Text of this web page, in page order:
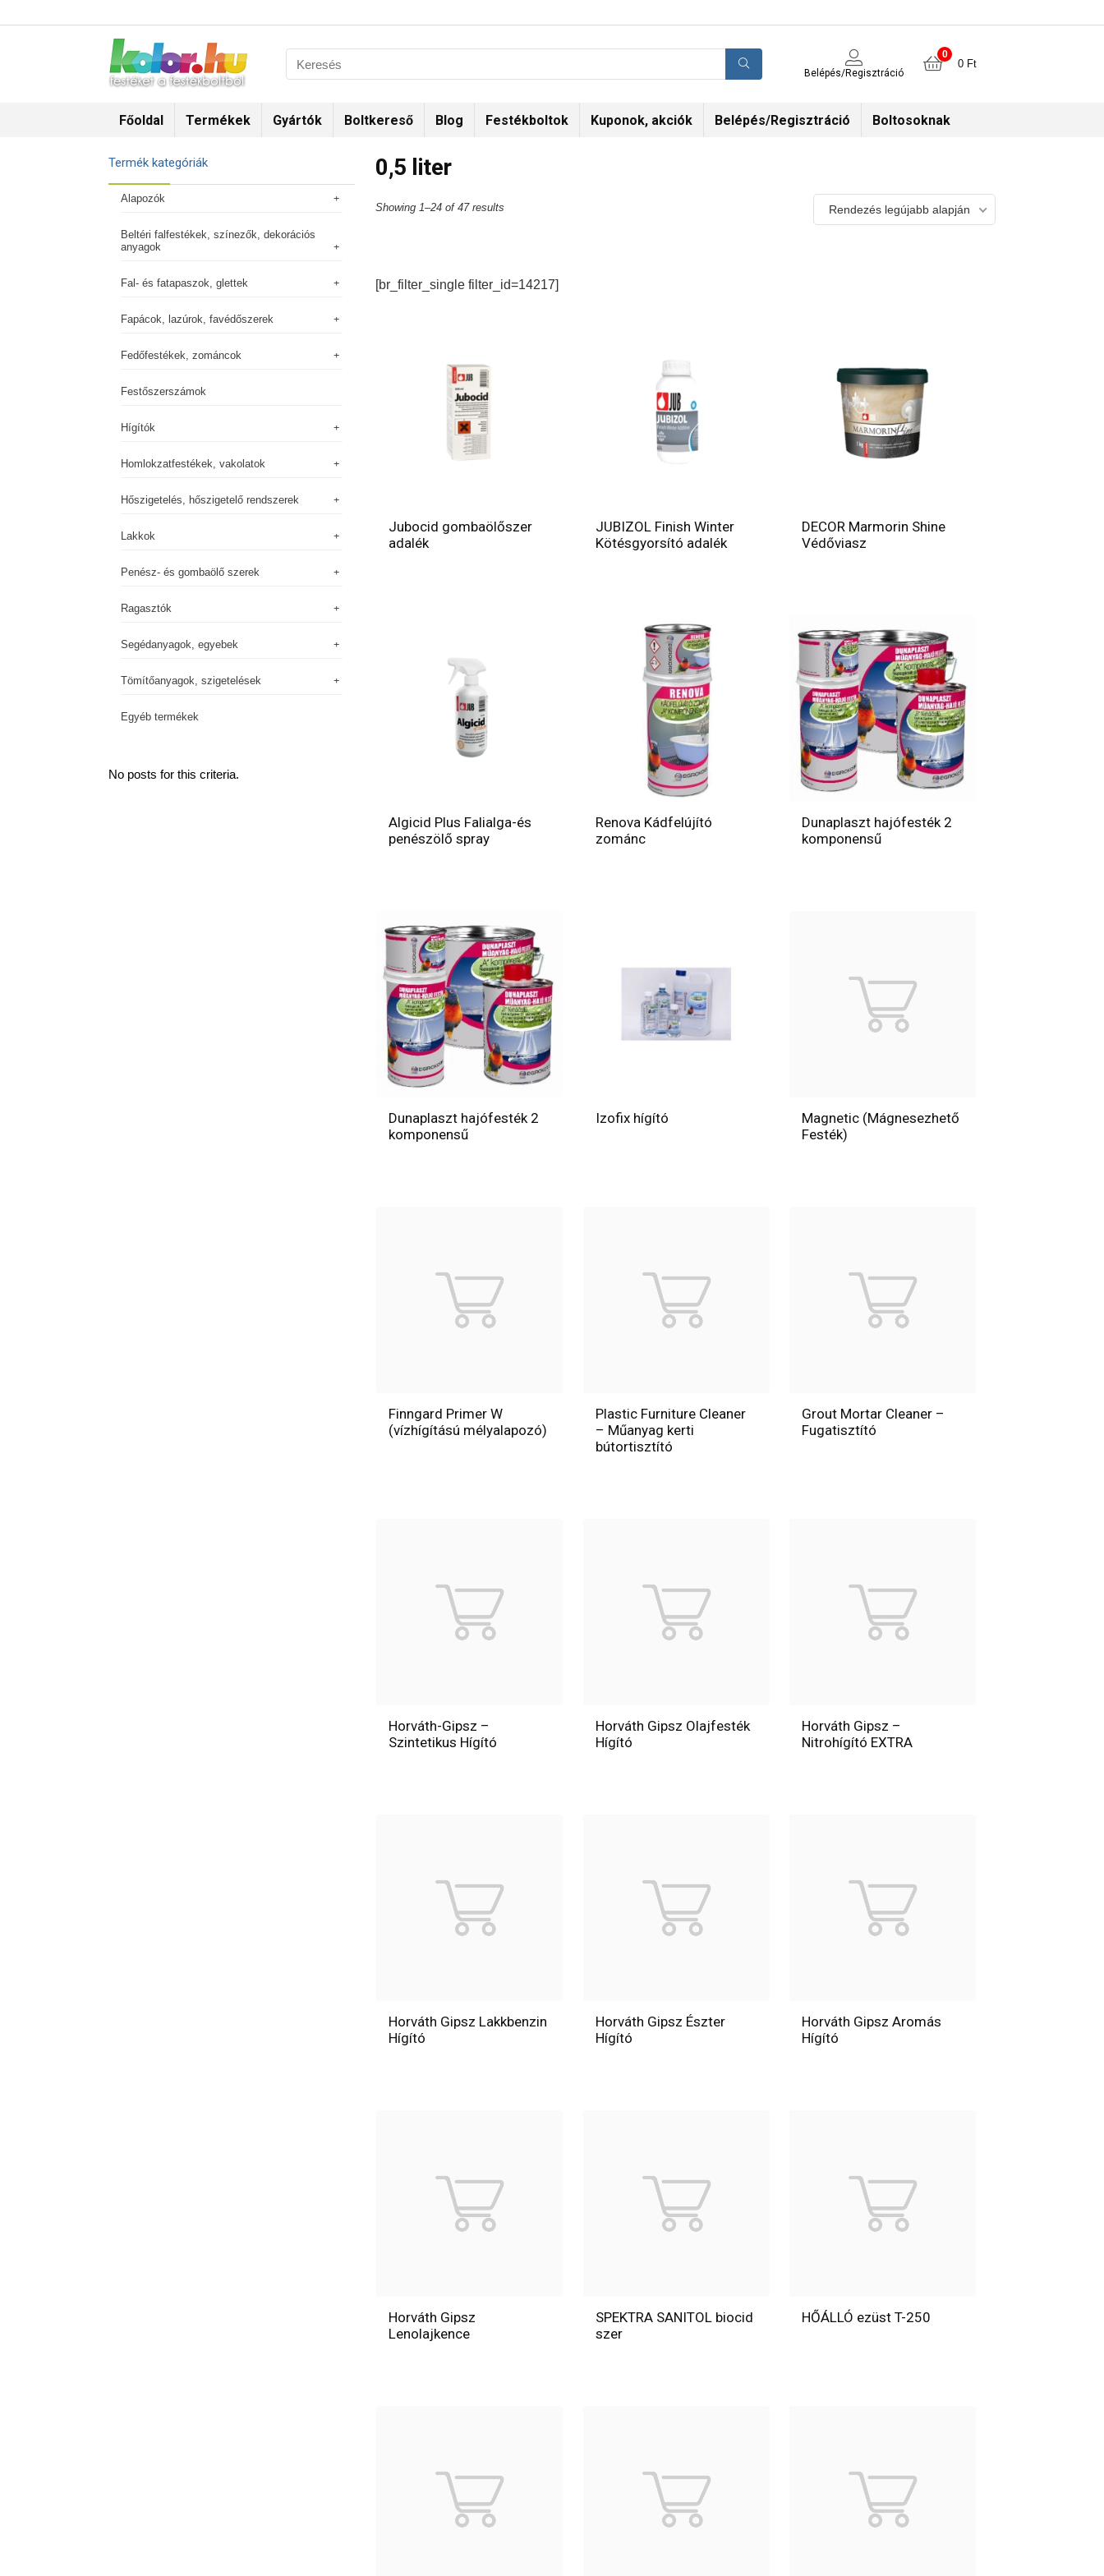
Belépés/Regisztráció
0
0 Ft
Főoldal Termékek Gyártók Boltkereső Blog Festékboltok Kuponok, akciók Belépés/Regisztráció Boltosoknak
0,5 liter
Showing 1–24 of 47 results Rendezés legújabb alapján
[br_filter_single filter_id=14217]
Jubocid gombaölőszer
adalék
JUBIZOL Finish Winter
Kötésgyorsító adalék
DECOR Marmorin Shine
Védőviasz
Algicid Plus Falialga-és
penészölő spray
Renova Kádfelújító
zománc
Dunaplaszt hajófesték 2
komponensű
Dunaplaszt hajófesték 2
komponensű
Izofix hígító
Magnetic (Mágnesezhető
Festék)
Finngard Primer W
(vízhígítású mélyalapozó)
Plastic Furniture Cleaner
– Műanyag kerti
bútortisztító
Grout Mortar Cleaner –
Fugatisztító
Horváth-Gipsz –
Szintetikus Hígító
Horváth Gipsz Olajfesték
Hígító
Horváth Gipsz –
Nitrohígító EXTRA
Horváth Gipsz Lakkbenzin
Hígító
Horváth Gipsz Észter
Hígító
Horváth Gipsz Aromás
Hígító
Horváth Gipsz
Lenolajkence
SPEKTRA SANITOL biocid
szer
HŐÁLLÓ ezüst T-250
Termék kategóriák
Alapozók
Beltéri falfestékek, színezők, dekorációs
anyagok
Fal- és fatapaszok, glettek
Fapácok, lazúrok, favédőszerek
Fedőfestékek, zománcok
Festőszerszámok
Hígítók
Homlokzatfestékek, vakolatok
Hőszigetelés, hőszigetelő rendszerek
Lakkok
Penész- és gombaölő szerek
Ragasztók
Segédanyagok, egyebek
Tömítőanyagok, szigetelések
Egyéb termékek
No posts for this criteria.